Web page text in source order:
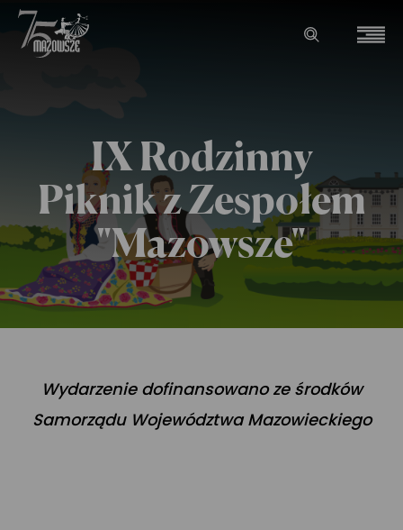
IX Rodzinny
Piknik z Zespołem
"Mazowsze"
Wydarzenie dofinansowano ze środków
Samorządu Województwa Mazowieckiego